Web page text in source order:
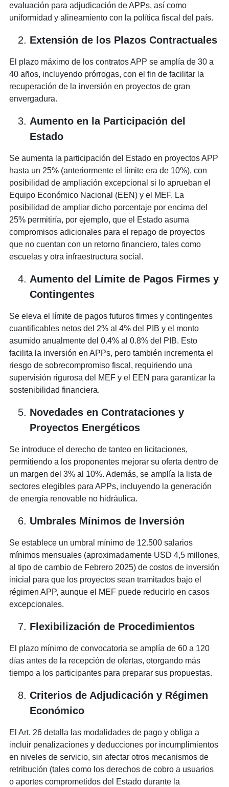
evaluación para adjudicación de APPs, así como
uniformidad y alineamiento con la política fiscal del país.
Extensión de los Plazos Contractuales
El plazo máximo de los contratos APP se amplía de 30 a
40 años, incluyendo prórrogas, con el fin de facilitar la
recuperación de la inversión en proyectos de gran
envergadura.
Aumento en la Participación del
Estado
Se aumenta la participación del Estado en proyectos APP
hasta un 25% (anteriormente el límite era de 10%), con
posibilidad de ampliación excepcional si lo aprueban el
Equipo Económico Nacional (EEN) y el MEF. La
posibilidad de ampliar dicho porcentaje por encima del
25% permitiría, por ejemplo, que el Estado asuma
compromisos adicionales para el repago de proyectos
que no cuentan con un retorno financiero, tales como
escuelas y otra infraestructura social.
Aumento del Límite de Pagos Firmes y
Contingentes
Se eleva el límite de pagos futuros firmes y contingentes
cuantificables netos del 2% al 4% del PIB y el monto
asumido anualmente del 0.4% al 0.8% del PIB. Esto
facilita la inversión en APPs, pero también incrementa el
riesgo de sobrecompromiso fiscal, requiriendo una
supervisión rigurosa del MEF y el EEN para garantizar la
sostenibilidad financiera.
Novedades en Contrataciones y
Proyectos Energéticos
Se introduce el derecho de tanteo en licitaciones,
permitiendo a los proponentes mejorar su oferta dentro de
un margen del 3% al 10%. Además, se amplía la lista de
sectores elegibles para APPs, incluyendo la generación
de energía renovable no hidráulica.
Umbrales Mínimos de Inversión
Se establece un umbral mínimo de 12.500 salarios
mínimos mensuales (aproximadamente USD 4,5 millones,
al tipo de cambio de Febrero 2025) de costos de inversión
inicial para que los proyectos sean tramitados bajo el
régimen APP, aunque el MEF puede reducirlo en casos
excepcionales.
Flexibilización de Procedimientos
El plazo mínimo de convocatoria se amplía de 60 a 120
días antes de la recepción de ofertas, otorgando más
tiempo a los participantes para preparar sus propuestas.
Criterios de Adjudicación y Régimen
Económico
El Art. 26 detalla las modalidades de pago y obliga a
incluir penalizaciones y deducciones por incumplimientos
en niveles de servicio, sin afectar otros mecanismos de
retribución (tales como los derechos de cobro a usuarios
o aportes comprometidos del Estado durante la